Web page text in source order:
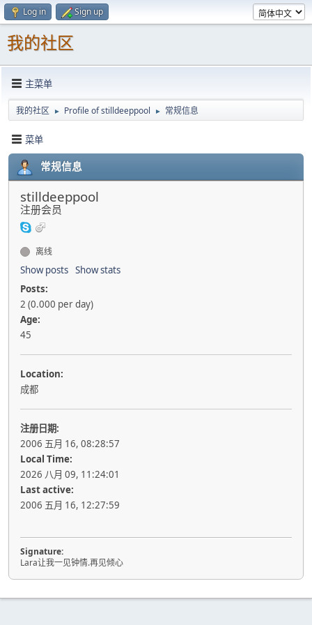
Log in Sign up
我的社区
主菜单
我的社区 ► Profile of stilldeeppool ► 常规信息
菜单
常规信息
stilldeeppool
注册会员
离线
Show posts Show stats
Posts:
2 (0.000 per day)
Age:
45
Location:
成都
注册日期:
2006 五月 16, 08:28:57
Local Time:
2026 八月 09, 11:24:01
Last active:
2006 五月 16, 12:27:59
Signature:
Lara让我一见钟情.再见倾心